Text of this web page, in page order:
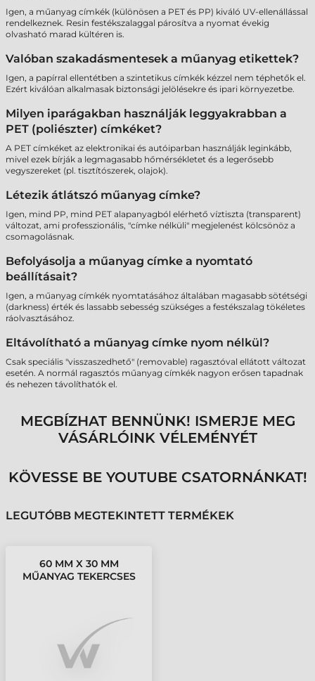
Igen, a műanyag címkék (különösen a PET és PP) kiváló UV-ellenállással
rendelkeznek. Resin festékszalaggal párosítva a nyomat évekig
olvasható marad kültéren is.
Valóban szakadásmentesek a műanyag etikettek?
Igen, a papírral ellentétben a szintetikus címkék kézzel nem téphetők el.
Ezért kiválóan alkalmasak biztonsági jelölésekre és ipari környezetbe.
Milyen iparágakban használják leggyakrabban a
PET (poliészter) címkéket?
A PET címkéket az elektronikai és autóiparban használják leginkább,
mivel ezek bírják a legmagasabb hőmérsékletet és a legerősebb
vegyszereket (pl. tisztítószerek, olajok).
Létezik átlátszó műanyag címke?
Igen, mind PP, mind PET alapanyagból elérhető víztiszta (transparent)
változat, ami professzionális, "címke nélküli" megjelenést kölcsönöz a
csomagolásnak.
Befolyásolja a műanyag címke a nyomtató
beállításait?
Igen, a műanyag címkék nyomtatásához általában magasabb sötétségi
(darkness) érték és lassabb sebesség szükséges a festékszalag tökéletes
ráolvasztásához.
Eltávolítható a műanyag címke nyom nélkül?
Csak speciális "visszaszedhető" (removable) ragasztóval ellátott változat
esetén. A normál ragasztós műanyag címkék nagyon erősen tapadnak
és nehezen távolíthatók el.
MEGBÍZHAT BENNÜNK! ISMERJE MEG
VÁSÁRLÓINK VÉLEMÉNYÉT
KÖVESSE BE YOUTUBE CSATORNÁNKAT!
LEGUTÓBB MEGTEKINTETT TERMÉKEK
60 MM X 30 MM
MŰANYAG TEKERCSES